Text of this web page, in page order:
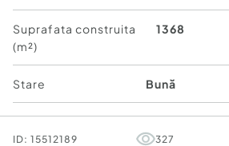
Număr Băi:1
Comision cumpărător:
Curent
Apă
Suprafata construita
(m²)
1368
Stare Bună
ID: 15512189 327